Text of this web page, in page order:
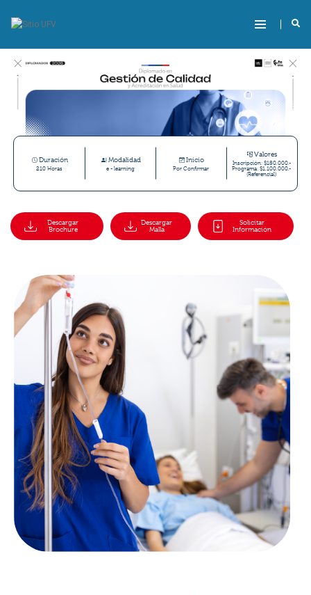
Duración
210 Horas
Modalidad
e - learning
Inicio
Por Confirmar
Valores
Inscripción: $180.000.-
Programa: $1.100.000.-
(Referencial)
Descargar
Brochure
Descargar
Malla
Solicitar
Información